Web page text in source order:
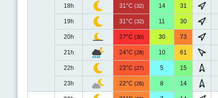
18h 31°C (32) 14 31
19h 31°C (32) 11 30
20h 27°C (30) 30 73
21h 24°C (28) 10 61
22h 23°C (27) 5 15
23h 22°C (26) 8 14